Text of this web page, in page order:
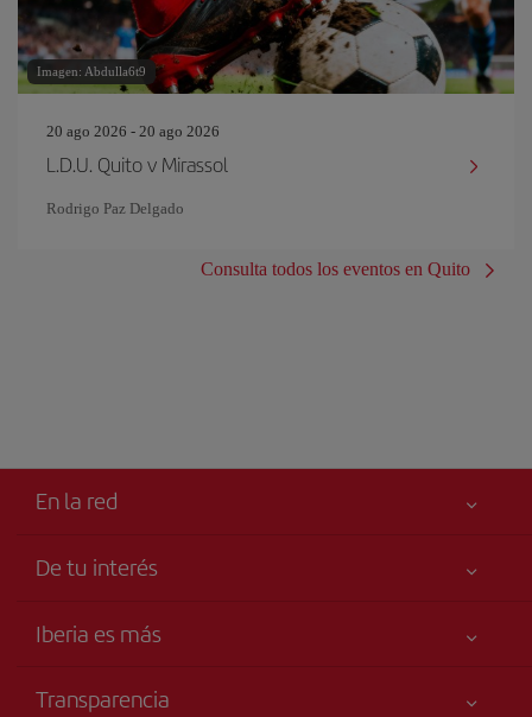
Imagen: Abdulla6t9
20 ago 2026 - 20 ago 2026
L.D.U. Quito v Mirassol
Rodrigo Paz Delgado
Consulta todos los eventos en Quito
En la red
De tu interés
Tu seguridad es lo primero
Iberia es más
Talento a bordo
Transparencia